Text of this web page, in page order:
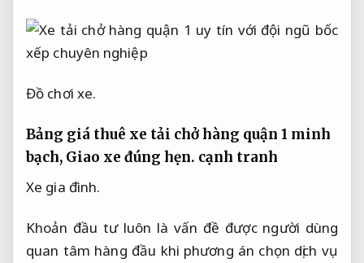
Đồ chơi xe.
Bảng giá thuê xe tải chở hàng quận 1 minh
bạch, Giao xe đúng hẹn. cạnh tranh
Xe gia đình.
Khoản đầu tư luôn là vấn đề được người dùng
quan tâm hàng đầu khi phương án chọn dịch vụ